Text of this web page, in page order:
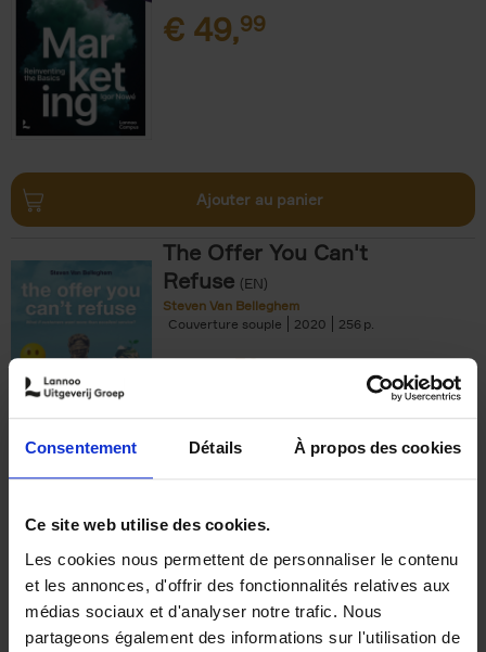
Consentement Détails À propos des cookies
Ce site web utilise des cookies.
Les cookies nous permettent de personnaliser le contenu
et les annonces, d'offrir des fonctionnalités relatives aux
médias sociaux et d'analyser notre trafic. Nous
partageons également des informations sur l'utilisation de
€ 49,99
Ajouter au panier
The Offer You Can't
Refuse (EN)
Steven Van Belleghem
Couverture souple
2020 256
€37,50
Building Bonds = Building
Business
Jochen Roef Jozefien De Feyter
Carolien Boom
Couverture souple
2025 200